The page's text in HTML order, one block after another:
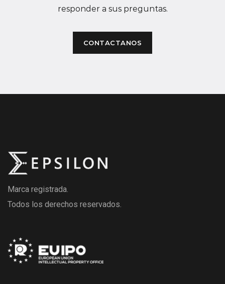
responder a sus preguntas.
CONTACTANOS
Marca registrada.
Todos los derechos reservados.